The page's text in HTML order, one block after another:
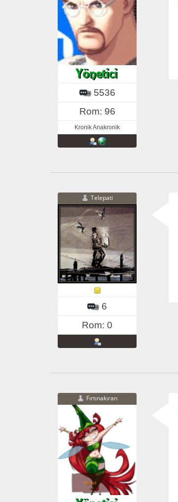
5536
Rom: 96
Kronik Anakronik
Telepati
6
Rom: 0
Fırtınakıran